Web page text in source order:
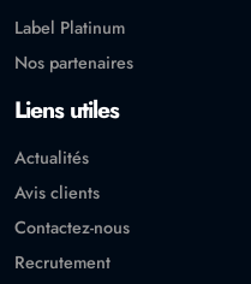
Label Platinum
Nos partenaires
Liens utiles
Actualités
Avis clients
Contactez-nous
Recrutement